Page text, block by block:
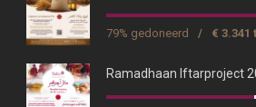
79% gedoneerd / € 3.341
Ramadhaan Iftarproject